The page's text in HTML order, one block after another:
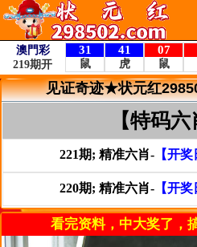
见证奇迹★状元红
【特码六
221期; 精准六肖- 【开奖
220期; 精准六肖- 【开奖
看完资料，中大奖了，